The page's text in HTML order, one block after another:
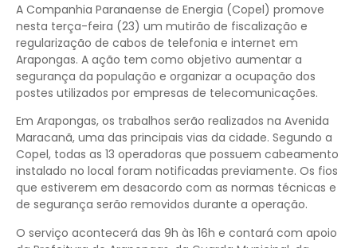
A Companhia Paranaense de Energia (Copel) promove
nesta terça-feira (23) um mutirão de fiscalização e
regularização de cabos de telefonia e internet em
Arapongas. A ação tem como objetivo aumentar a
segurança da população e organizar a ocupação dos
postes utilizados por empresas de telecomunicações.
Em Arapongas, os trabalhos serão realizados na Avenida
Maracanã, uma das principais vias da cidade. Segundo a
Copel, todas as 13 operadoras que possuem cabeamento
instalado no local foram notificadas previamente. Os fios
que estiverem em desacordo com as normas técnicas e
de segurança serão removidos durante a operação.
O serviço acontecerá das 9h às 16h e contará com apoio